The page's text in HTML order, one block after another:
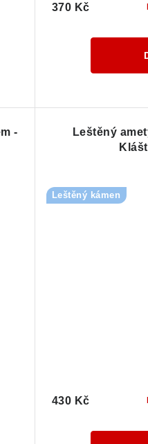
370 Kč
-
Leštěný
Leštěný kámen
430 Kč